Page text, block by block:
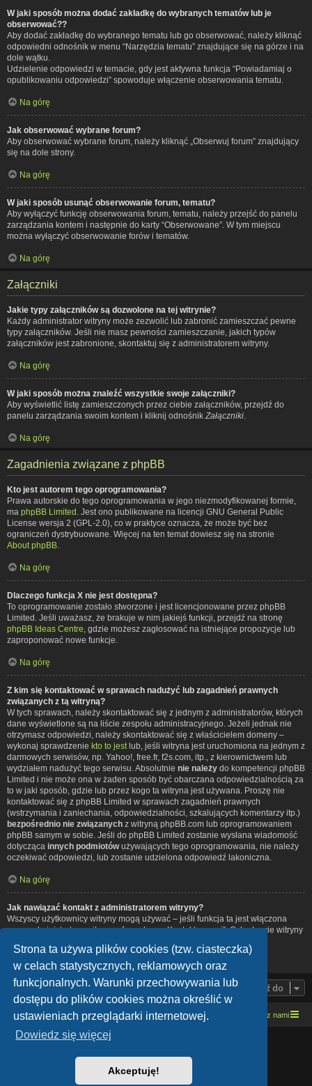
Strona ta używa plików cookies (tzw. ciasteczka)
w celach statystycznych, reklamowych oraz
funkcjonalnych. Warunki przechowywania lub
dostępu do plików cookies można określić w
ustawieniach przeglądarki internetowej.
Dowiedz się więcej
Akceptuję!
W jaki sposób można dodać zakładkę do wybranych tematów lub je
obserwować??
Aby dodać zakładkę do wybranego tematu lub go obserwować, należy kliknąć
odpowiedni odnośnik w menu “Narzędzia tematu” znajdujące się na górze i na
dole wątku.
Udzielenie odpowiedzi w temacie, gdy jest aktywna funkcja “Powiadamiaj o
opublikowaniu odpowiedzi” spowoduje włączenie obserwowania tematu.
Na górę
Jak obserwować wybrane forum?
Aby obserwować wybrane forum, należy kliknąć „Obserwuj forum” znajdujący
się na dole strony.
Na górę
W jaki sposób usunąć obserwowanie forum, tematu?
Aby wyłączyć funkcję obserwowania forum, tematu, należy przejść do panelu
zarządzania kontem i następnie do karty “Obserwowane”. W tym miejscu
można wyłączyć obserwowanie forów i tematów.
Na górę
Załączniki
Jakie typy załączników są dozwolone na tej witrynie?
Każdy administrator witryny może zezwolić lub zabronić zamieszczać pewne
typy załączników. Jeśli nie masz pewności zamieszczanie, jakich typów
załączników jest zabronione, skontaktuj się z administratorem witryny.
Na górę
W jaki sposób można znaleźć wszystkie swoje załączniki?
Aby wyświetlić listę zamieszczonych przez ciebie załączników, przejdź do
panelu zarządzania swoim kontem i kliknij odnośnik Załączniki
Na górę
Zagadnienia związane z phpBB
Kto jest autorem tego oprogramowania?
Prawa autorskie do tego oprogramowania w jego niezmodyfikowanej formie,
ma phpBB Limited . Jest ono publikowane na licencji GNU General Public
License wersja 2 (GPL-2.0), co w praktyce oznacza, że może być bez
ograniczeń dystrybuowane. Więcej na ten temat dowiesz się na stronie
About phpBB
Na górę
Dlaczego funkcja X nie jest dostępna?
To oprogramowanie zostało stworzone i jest licencjonowane przez phpBB
Limited. Jeśli uważasz, że brakuje w nim jakiejś funkcji, przejdź na stronę
phpBB Ideas Centre , gdzie możesz zagłosować na istniejące propozycje lub
zaproponować nowe funkcje.
Na górę
Z kim się kontaktować w sprawach nadużyć lub zagadnień prawnych
związanych z tą witryną?
W tych sprawach, należy skontaktować się z jednym z administratorów, których
dane wyświetlone są na liście zespołu administracyjnego. Jeżeli jednak nie
otrzymasz odpowiedzi, należy skontaktować się z właścicielem domeny –
wykonaj sprawdzenie kto to jest lub, jeśli witryna jest uruchomiona na jednym z
darmowych serwisów, np. Yahoo!, free.fr, f2s.com, itp., z kierownictwem lub
wydziałem nadużyć tego serwisu. Absolutnie nie należy do kompetencji phpBB
Limited i nie może ona w żaden sposób być obarczana odpowiedzialnością za
to w jaki sposób, gdzie lub przez kogo ta witryna jest używana. Proszę nie
kontaktować się z phpBB Limited w sprawach zagadnień prawnych
(wstrzymania i zaniechania, odpowiedzialności, szkalujących komentarzy itp.)
bezpośrednio nie związanych z witryną phpBB.com lub oprogramowaniem
phpBB samym w sobie. Jeśli do phpBB Limited zostanie wysłana wiadomość
dotycząca innych podmiotówużywających tego oprogramowania, nie należy
oczekiwać odpowiedzi, lub zostanie udzielona odpowiedź lakoniczna.
Na górę
Jak nawiązać kontakt z administratorem witryny?
Wszyscy użytkownicy witryny mogą używać – jeśli funkcja ta jest włączona
przez administratora witryny – formularza „Kontakt z nami”. Członkowie witryny
Na górę
Przejdź do
Strona domowa Kresowe forum motocyklowe Kontakt z nami
Technologię dostarczaphpBB® Forum Software © phpBB Limited
Polski pakiet językowy dostarcza